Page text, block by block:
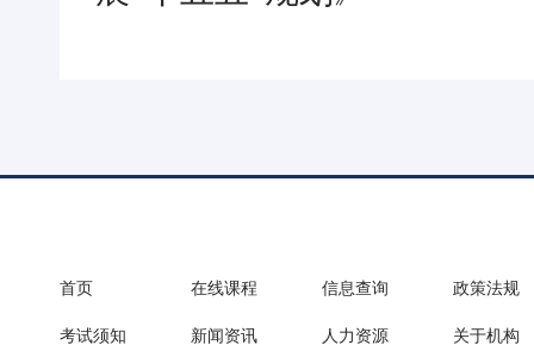
首页 在线课程 信息查询 政策法规
考试须知 新闻资讯 人力资源 关于机构